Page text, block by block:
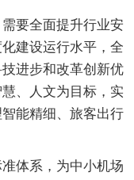
要全面提升行业安
建设运行水平，全
进步和改革创新优
、人文为目标，实
能精细、旅客出行
体系，为中小机场